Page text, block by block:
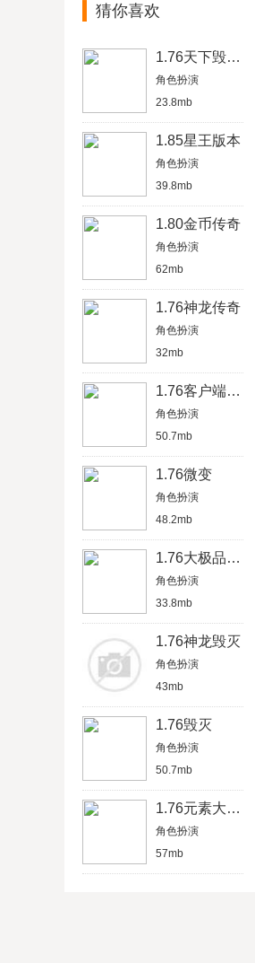
猜你喜欢
1.76天下毁灭传奇
角色扮演
23.8mb
1.85星王版本
角色扮演
39.8mb
1.80金币传奇
角色扮演
62mb
1.76神龙传奇
角色扮演
32mb
1.76客户端下载
角色扮演
50.7mb
1.76微变
角色扮演
48.2mb
1.76大极品元素
角色扮演
33.8mb
1.76神龙毁灭
角色扮演
43mb
1.76毁灭
角色扮演
50.7mb
1.76元素大极品
角色扮演
57mb